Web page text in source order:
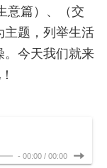
意篇）、（交
题，列举生活
今天我们就来
- 00:00 / 00:00